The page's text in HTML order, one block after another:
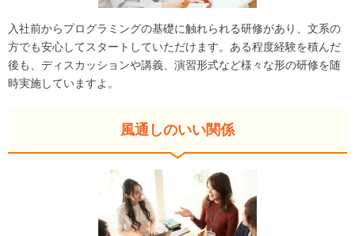
入社前からプログラミングの基礎に触れられる研修があり、文系の
方でも安心してスタートしていただけます。ある程度経験を積んだ
後も、ディスカッションや講義、演習形式など様々な形の研修を随
時実施していますよ。
風通しのいい関係